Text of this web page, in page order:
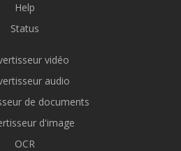
Help
Status
vidéo
audio
de documents
d'image
OCR